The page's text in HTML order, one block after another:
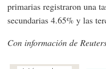
primarias registraron una
secundarias 4.65% y las
Con información de